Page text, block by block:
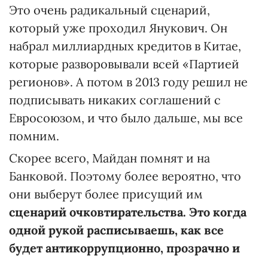
Это очень радикальный сценарий,
который уже проходил Янукович. Он
набрал миллиардных кредитов в Китае,
которые разворовывали всей «Партией
регионов». А потом в 2013 году решил не
подписывать никаких соглашений с
Евросоюзом, и что было дальше, мы все
помним.
Скорее всего, Майдан помнят и на
Банковой. Поэтому более вероятно, что
они выберут более присущий им
сценарий очковтирательства. Это когда
одной рукой расписываешь, как все
будет антикоррупционно, прозрачно и